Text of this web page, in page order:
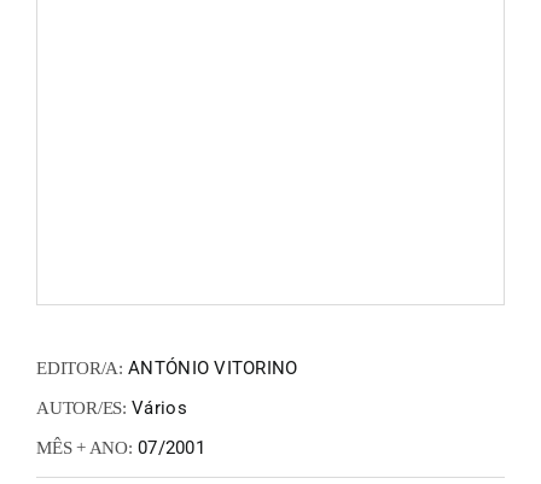
EDITOR/A: ANTÓNIO VITORINO
AUTOR/ES: Vários
MÊS + ANO: 07/2001